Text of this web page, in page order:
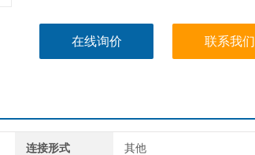
在线询价 联系我们
连接形式 其他